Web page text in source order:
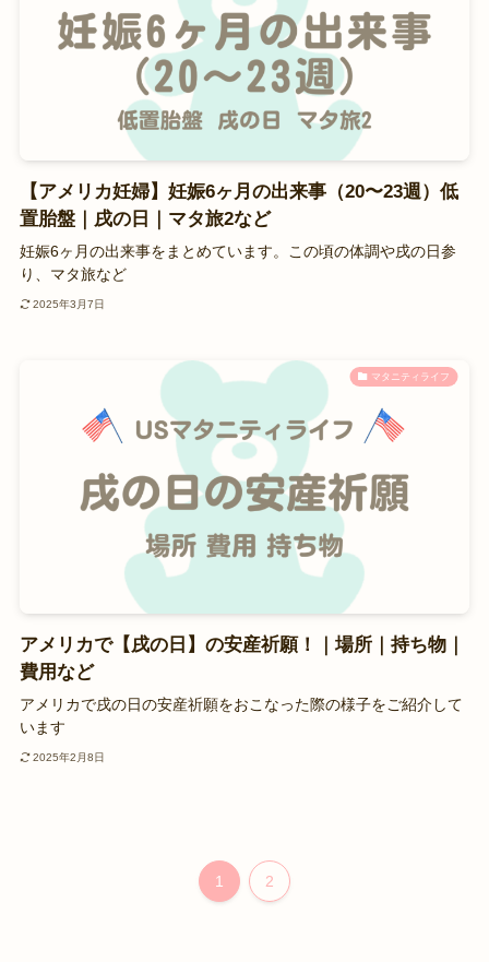
【アメリカ妊婦】妊娠6ヶ月の出来事（20〜23週）低
置胎盤｜戌の日｜マタ旅2など
妊娠6ヶ月の出来事をまとめています。この頃の体調や戌の日参
り、マタ旅など
2025年3月7日
マタニティライフ
アメリカで【戌の日】の安産祈願！｜場所｜持ち物｜
費用など
アメリカで戌の日の安産祈願をおこなった際の様子をご紹介して
います
2025年2月8日
1 2